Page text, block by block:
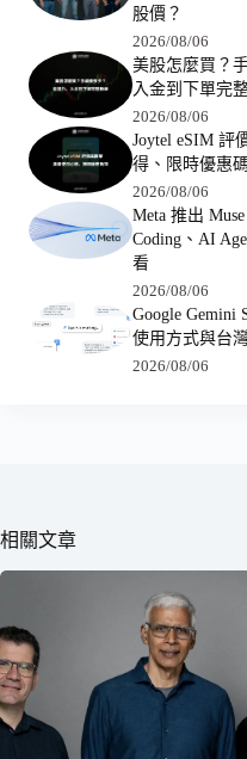
股價？
2026/08/06
美股怎麼買？
入金到下單完
2026/08/06
Joytel eSIM 評
得、限時優惠
2026/08/06
Meta 推出 Muse
Coding、AI
看
2026/08/06
Google Gemini
使用方式與台
2026/08/06
相關文章